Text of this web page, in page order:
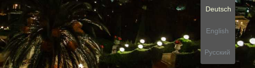
Deutsch
English
Русский